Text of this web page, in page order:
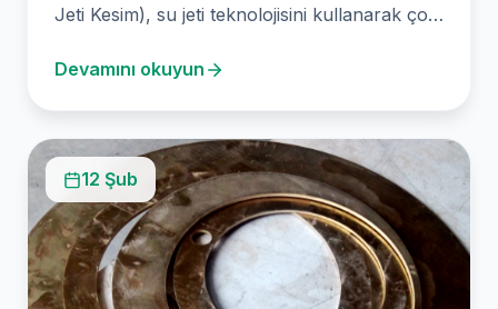
Jeti Kesim), su jeti teknolojisini kullanarak çok
Devamını okuyun
12 Şub